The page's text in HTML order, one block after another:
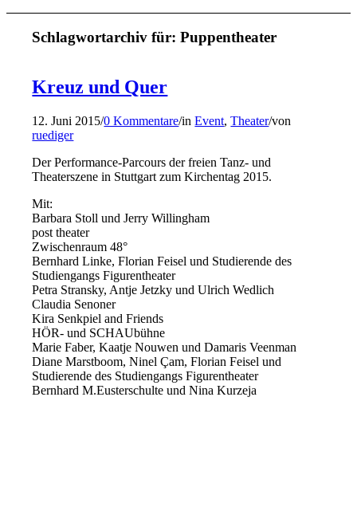
Schlagwortarchiv für:Puppentheater
Kreuz und Quer
12. Juni 2015/0 Kommentare/inEvent,Theater/von
ruediger
Der Performance-Parcours der freien Tanz- und
Theaterszene in Stuttgart zum Kirchentag 2015.
Mit:
Barbara Stoll und Jerry Willingham
post theater
Zwischenraum 48°
Bernhard Linke, Florian Feisel und Studierende des
Studiengangs Figurentheater
Petra Stransky, Antje Jetzky und Ulrich Wedlich
Claudia Senoner
Kira Senkpiel and Friends
HÖR- und SCHAUbühne
Marie Faber, Kaatje Nouwen und Damaris Veenman
Diane Marstboom, Ninel Çam, Florian Feisel und
Studierende des Studiengangs Figurentheater
Bernhard M.Eusterschulte und Nina Kurzeja